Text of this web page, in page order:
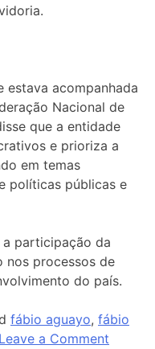
estava acompanhada
Nacional de
que a entidade
e prioriza a
em temas
políticas públicas e
a participação da
nos processos de
do país.
fábio aguayo, fábio
Leave a Comment